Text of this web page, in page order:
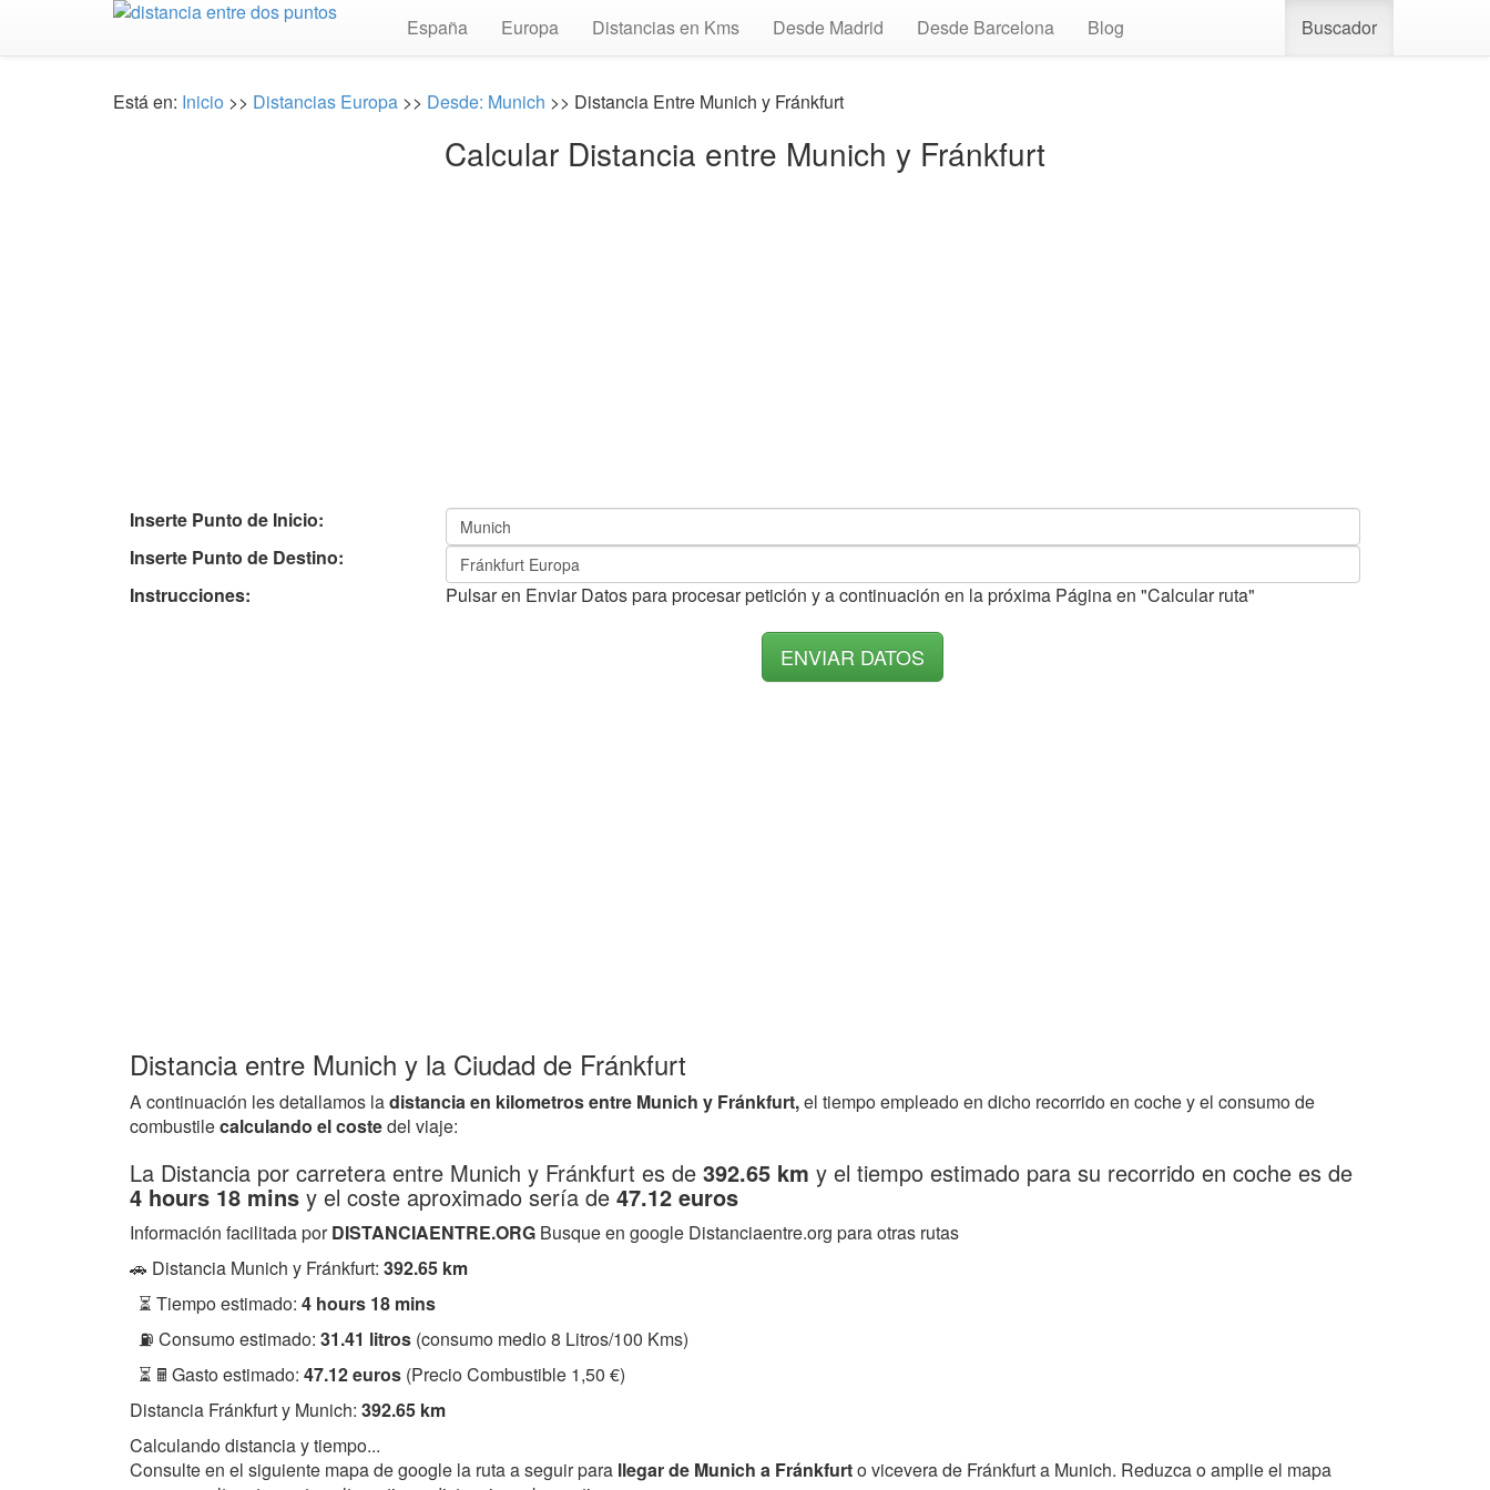
España Europa Distancias en Kms Desde Madrid Desde Barcelona Blog Buscador
Está en: Inicio >> Distancias Europa >> Desde: Munich >> Distancia Entre Munich y Fránkfurt
Calcular Distancia entre Munich y Fránkfurt
Inserte Punto de Inicio:
Inserte Punto de Destino:
Instrucciones:
Pulsar en Enviar Datos para procesar petición y a continuación en la próxima Página en "Calcular ruta"
Distancia entre Munich y la Ciudad de Fránkfurt
A continuación les detallamos ladistancia en kilometros entre Munich y Fránkfurt,el tiempo empleado en dicho recorrido en coche y el consumo de
combustilecalculando el costedel viaje:
La Distancia por carretera entre Munich y Fránkfurt es de 392.65 km y el tiempo estimado para su recorrido en coche es de
4 hours 18 mins y el coste aproximado sería de 47.12 euros
Información facilitada porDISTANCIAENTRE.ORG Busque en google Distanciaentre.org para otras rutas
🚗 Distancia Munich y Fránkfurt: 392.65 km
⏳ Tiempo estimado: 4 hours 18 mins
⛽ Consumo estimado: 31.41 litros (consumo medio 8 Litros/100 Kms)
⏳ 🖩 Gasto estimado: 47.12 euros (Precio Combustible 1,50 €)
Distancia Fránkfurt y Munich: 392.65 km
Calculando distancia y tiempo...
Consulte en el siguiente mapa de google la ruta a seguir para llegar de Munich a Fránkfurto vicevera de Fránkfurt a Munich. Reduzca o amplie el mapa